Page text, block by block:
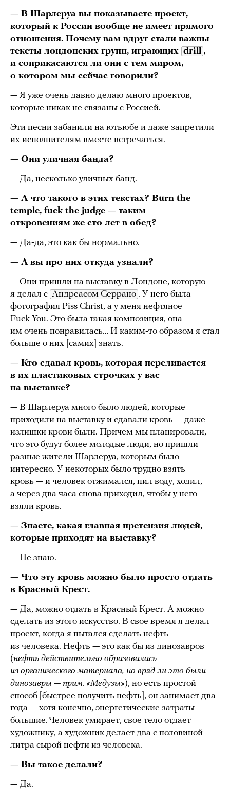
— В Шарлеруа вы показываете проект,
который к России вообще не имеет прямого
отношения. Почему вам вдруг стали важны
тексты лондонских групп, играющих drill ,
и соприкасаются ли они с тем миром,
о котором мы сейчас говорили?
— Я уже очень давно делаю много проектов,
которые никак не связаны с Россией.
Эти песни забанили на ютьюбе и даже запретили
их исполнителям вместе встречаться.
— Они уличная банда?
— Да, несколько уличных банд.
— А что такого в этих текстах? Burn the
temple, fuck the judge — таким
откровениям же сто лет в обед?
— Да-да, это как бы нормально.
— А вы про них откуда узнали?
— Они пришли на выставку в Лондоне, которую
я делал с Андреасом Серрано . У него была
фотография Piss Christ, а у меня нефтяное
Fuck You. Это была такая композиция, она
им очень понравилась… И каким-то образом я стал
больше о них [самих] знать.
— Кто сдавал кровь, которая переливается
в их пластиковых строчках у вас
на выставке?
— В Шарлеруа много было людей, которые
приходили на выставку и сдавали кровь — даже
излишки крови были. Причем мы планировали,
что это будут более молодые люди, но пришли
разные жители Шарлеруа, которым было
интересно. У некоторых было трудно взять
кровь — и человек отжимался, пил воду, ходил,
а через два часа снова приходил, чтобы у него
взяли кровь.
— Знаете, какая главная претензия людей,
которые приходят на выставку?
— Не знаю.
— Что эту кровь можно было просто отдать
в Красный Крест.
— Да, можно отдать в Красный Крест. А можно
сделать из этого искусство. В свое время я делал
проект, когда я пытался сделать нефть
из человека. Нефть — это как бы из динозавров
(нефть действительно образовалась
из органического материала, но вряд ли это были
динозавры — прим. «Медузы»), но есть простой
способ [быстрее получить нефть], он занимает два
года — хотя конечно, энергетические затраты
большие. Человек умирает, свое тело отдает
художнику, а художник делает два с половиной
литра сырой нефти из человека.
— Вы такое делали?
— Да.